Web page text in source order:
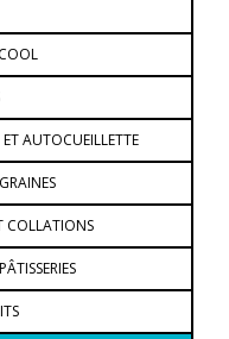
AUTOCUEILLETTE
COLLATIONS